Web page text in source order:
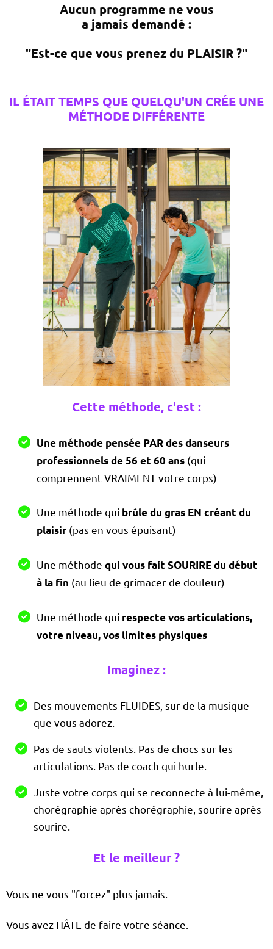
Aucun programme ne vous
a jamais demandé :
"Est-ce que vous prenez du PLAISIR ?"
IL ÉTAIT TEMPS QUE QUELQU'UN CRÉE UNE
MÉTHODE DIFFÉRENTE
Cette méthode, c'est :
Une méthode pensée PAR des danseurs
professionnels de 56 et 60 ans (qui
comprennent VRAIMENT votre corps)
Une méthode qui brûle du gras EN créant du
plaisir (pas en vous épuisant)
Une méthode qui vous fait SOURIRE du début
à la fin (au lieu de grimacer de douleur)
Une méthode qui respecte vos articulations,
votre niveau, vos limites physiques
Imaginez :
Des mouvements FLUIDES, sur de la musique
que vous adorez.
Pas de sauts violents. Pas de chocs sur les
articulations. Pas de coach qui hurle.
Juste votre corps qui se reconnecte à lui-même,
chorégraphie après chorégraphie, sourire après
sourire.
Et le meilleur ?
Vous ne vous "forcez" plus jamais.
Vous avez HÂTE de faire votre séance.